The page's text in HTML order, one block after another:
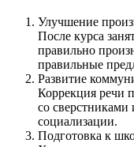
Улучшение
После курса
правильно
правильные
Развитие
Коррекция речи
со
социализации.
Подготовка к